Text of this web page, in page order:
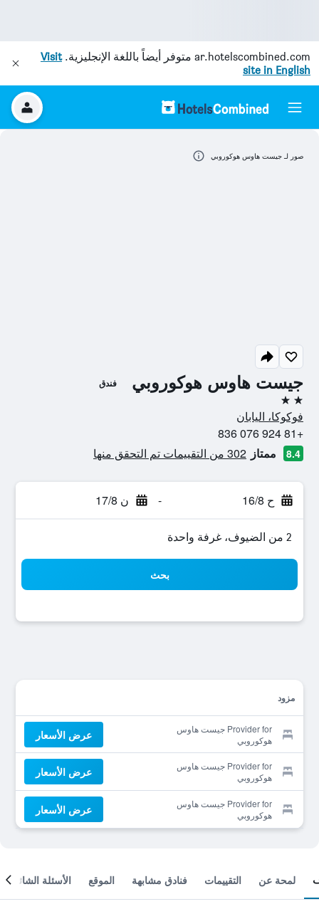
ar.hotelscombined.com متوفر أيضاً باللغة الإنجليزية.Visit
site in English
جيست هاوس هوكوروبي فندق
2 نجمتين
فوكوكا، اليابان
+81 924 076 836
8.4 ممتاز 302 من التقييمات تم التحقق منها
ح 16/8 - ن 17/8
2 من الضيوف، غرفة واحدة
بحث
مزود
Provider for جيست هاوس
هوكوروبي
عرض الأسعار
Provider for جيست هاوس
هوكوروبي
عرض الأسعار
Provider for جيست هاوس
هوكوروبي
عرض الأسعار
صور لـ جيست هاوس هوكوروبي
لمحة عن التقييمات فنادق مشابهة الموقع الأسئلة الشائعة